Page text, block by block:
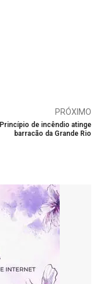
PRÓXIMO
Princípio de incêndio atinge
barracão da Grande Rio